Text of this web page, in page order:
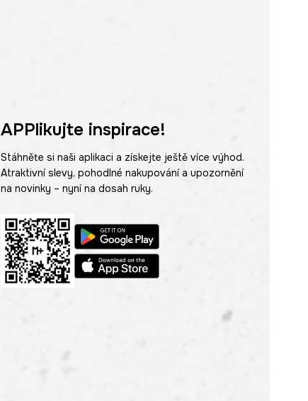
APPlikujte inspirace!
Stáhněte si naši aplikaci a získejte ještě více výhod.
Atraktivní slevy, pohodlné nakupování a upozornění
na novinky – nyní na dosah ruky.